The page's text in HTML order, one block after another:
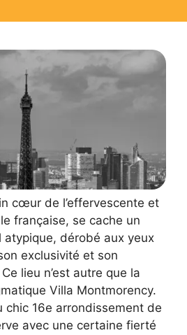
cœur de l’effervescente et
française, se cache un
dérobé aux yeux
exclusivité et son
lieu n’est autre que la
Villa Montmorency.
16e arrondissement de
avec une certaine fierté